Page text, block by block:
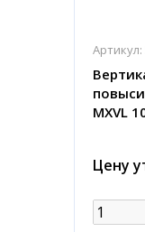
Артикул:
MXVL
Цену